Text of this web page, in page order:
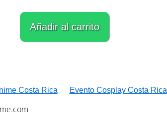
Añadir al carrito
Costa Rica Evento Cosplay Costa Rica